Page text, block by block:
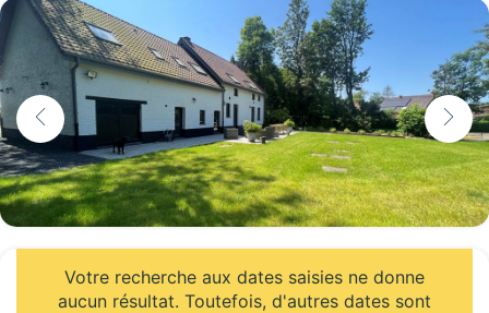
Votre recherche aux dates saisies ne donne
aucun résultat. Toutefois, d'autres dates sont